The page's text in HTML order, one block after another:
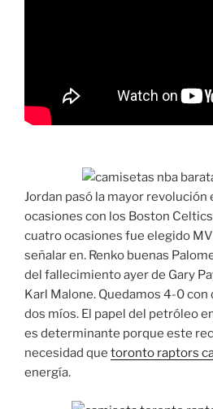
Jordan pasó la mayor revolución
ocasiones con los Boston
cuatro ocasiones fue elegido
señalar en. Renko buenas
del fallecimiento ayer de Gary
Karl Malone. Quedamos 4-0 con
dos míos. El papel del petróleo
es determinante porque este
necesidad que toronto raptors
energía.